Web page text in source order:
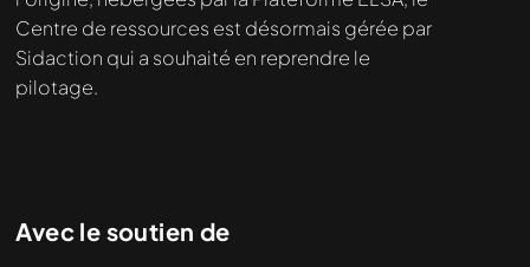
Centre de ressources est désormais gérée par
Sidaction qui a souhaité en reprendre le
pilotage.
Avec le soutien de